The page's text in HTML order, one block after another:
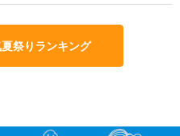
祭りランキング